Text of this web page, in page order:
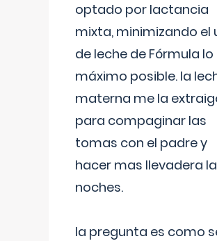
optado por lactancia
mixta, minimizando el
de leche de Fórmula lo
máximo posible. la
materna me la
para compaginar las
tomas con el padre y
hacer mas llevadera
noches.
la pregunta es como